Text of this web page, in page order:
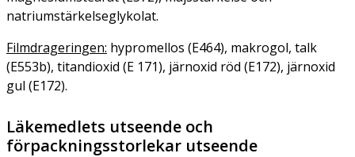
natriumstärkelseglykolat.
Filmdrageringen: hypromellos (E464), makrogol, talk
(E553b), titandioxid (E 171), järnoxid röd (E172), järnoxid
gul (E172).
Läkemedlets utseende och
förpackningsstorlekar utseende